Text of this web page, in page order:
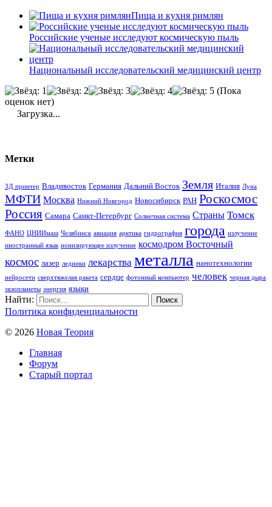
Пища и кухня римлян
Российские ученые исследуют космическую пыль
Национальный исследовательский медицинский центр
(Пока
оценок нет)
Загрузка...
Метки
3Д принтер Владивосток Германия Дальний Восток Земля Италия Луна
МФТИ Москва Нижний Новгород Новосибирск РАН Роскосмос
Россия Самара Санкт-Петербург Солнечная система Страны Томск
ФАНО ЦНИИмаш Челябинск авиация арктика гидрография города излучение
иностранный язык ионизирующее излучение космодром Восточный
космос лазер ледники лекарства металла нанотехнологии
нейросети сверхтяжелая ракета сердце фотонный компьютер человек черная дыра
экзопланеты энергия языки
Найти:
Политика конфиденциальности
© 2026 Новая Теория
Главная
Форум
Старый портал